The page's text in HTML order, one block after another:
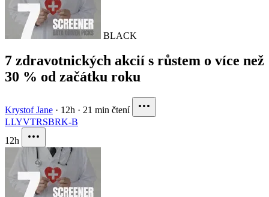
BLACK
7 zdravotnických akcií s růstem o více než
30 % od začátku roku
Krystof Jane · 12h · 21 min čtení
LLYVTRSBRK-B
12h